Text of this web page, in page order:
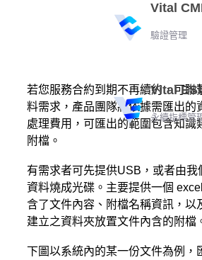
Vital
驗證管理
Vital
永續指標管
若您服務合約到期不再續約，可聯
料需求，產品團隊將依據需匯出的
處理費用，可匯出的範圍包含知識
附檔。
有需求者可先提供USB，或者由我
資料燒成光碟。主要提供一個
含了文件內容、附檔名稱資訊，以
建立之資料夾放置文件內含的附檔
下圖以系統內的某一份文件為例，